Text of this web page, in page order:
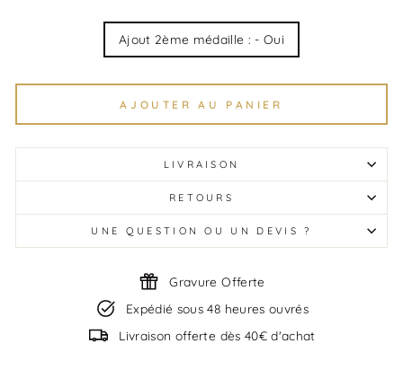
Ajout 2ème médaille : - Oui
AJOUTER AU PANIER
LIVRAISON
RETOURS
UNE QUESTION OU UN DEVIS ?
Gravure Offerte
Expédié sous 48 heures ouvrés
Livraison offerte dès 40€ d'achat